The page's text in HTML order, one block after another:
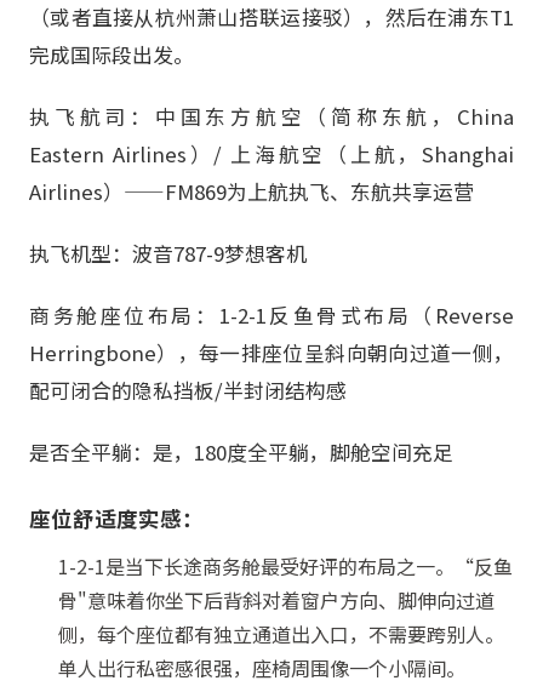
（或者直接从杭州萧山搭联运接驳），然后在浦东T1
完成国际段出发。
执飞航司：中国东方航空（简称东航，China
Eastern Airlines）/ 上海航空（上航，Shanghai
Airlines）——FM869为上航执飞、东航共享运营
执飞机型：波音787-9梦想客机
商务舱座位布局：1-2-1反鱼骨式布局（Reverse
Herringbone），每一排座位呈斜向朝向过道一侧，
配可闭合的隐私挡板/半封闭结构感
是否全平躺：是，180度全平躺，脚舱空间充足
座位舒适度实感：
1-2-1是当下长途商务舱最受好评的布局之一。“反鱼
骨"意味着你坐下后背斜对着窗户方向、脚伸向过道
侧，每个座位都有独立通道出入口，不需要跨别人。
单人出行私密感很强，座椅周围像一个小隔间。